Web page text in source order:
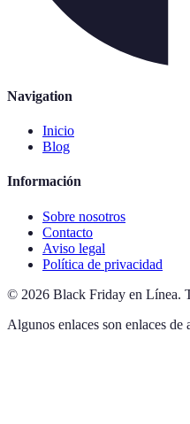
Navigation
Inicio
Blog
Información
Sobre nosotros
Contacto
Aviso legal
Política de privacidad
© 2026 Black Friday en Línea.
Algunos enlaces son enlaces de